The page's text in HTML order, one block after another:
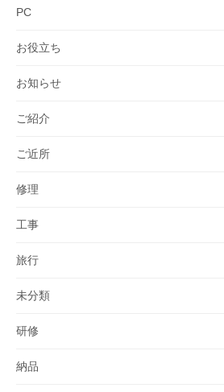
PC
お役立ち
お知らせ
ご紹介
ご近所
修理
工事
旅行
未分類
研修
納品